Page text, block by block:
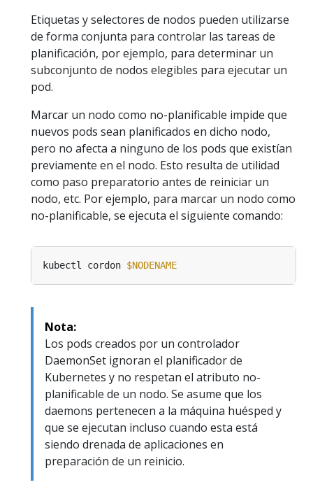
Etiquetas y selectores de nodos pueden utilizarse
de forma conjunta para controlar las tareas de
planificación, por ejemplo, para determinar un
subconjunto de nodos elegibles para ejecutar un
pod.
Marcar un nodo como no-planificable impide que
nuevos pods sean planificados en dicho nodo,
pero no afecta a ninguno de los pods que existían
previamente en el nodo. Esto resulta de utilidad
como paso preparatorio antes de reiniciar un
nodo, etc. Por ejemplo, para marcar un nodo como
no-planificable, se ejecuta el siguiente comando:
kubectl cordon $NODENAME
Nota:
Los pods creados por un controlador
DaemonSet ignoran el planificador de
Kubernetes y no respetan el atributo no-
planificable de un nodo. Se asume que los
daemons pertenecen a la máquina huésped y
que se ejecutan incluso cuando esta está
siendo drenada de aplicaciones en
preparación de un reinicio.